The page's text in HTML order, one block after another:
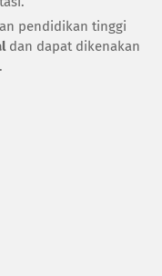
pendidikan tinggi
dan dapat dikenakan